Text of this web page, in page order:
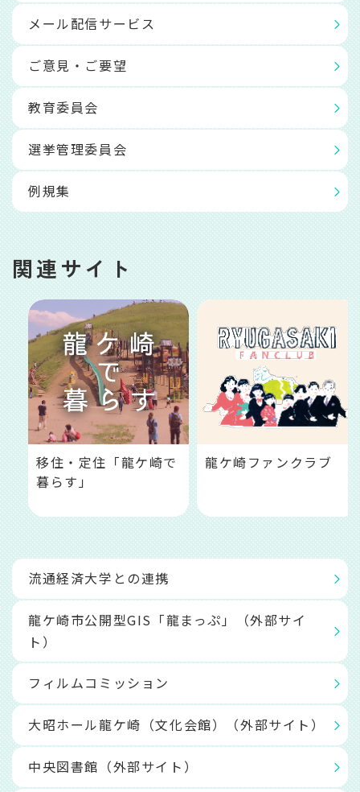
メール配信サービス
ご意見・ご要望
教育委員会
選挙管理委員会
例規集
関連サイト
移住・定住「龍ケ崎で
暮らす」
龍ケ崎ファンクラブ
流通経済大学との連携
龍ケ崎市公開型GIS「龍まっぷ」（外部サイ
ト）
フィルムコミッション
大昭ホール龍ケ崎（文化会館）（外部サイト）
中央図書館（外部サイト）